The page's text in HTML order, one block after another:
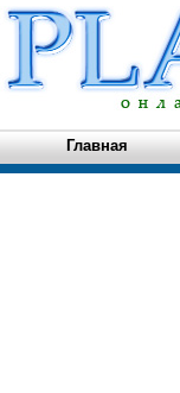
Главная